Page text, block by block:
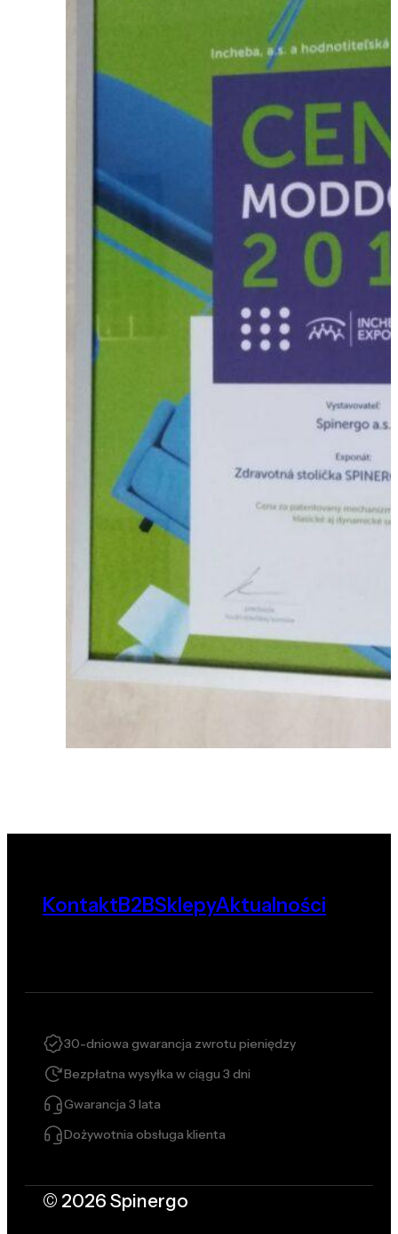
KontaktB2BSklepyAktualności
30-dniowa gwarancja zwrotu pieniędzy
Bezpłatna wysyłka w ciągu 3 dni
Gwarancja 3 lata
Dożywotnia obsługa klienta
© 2026 Spinergo